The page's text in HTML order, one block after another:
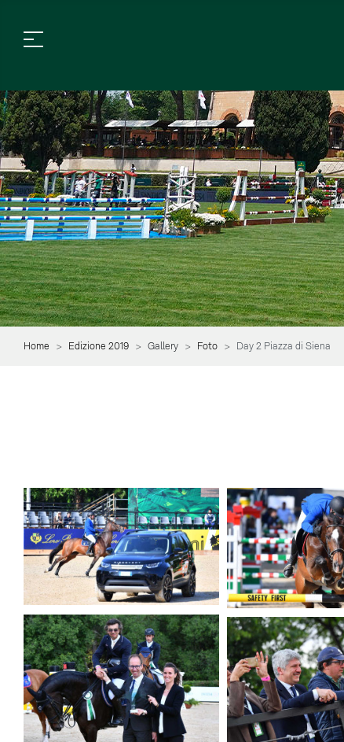
Home Edizione 2019 Gallery Foto Day 2 Piazza di Siena